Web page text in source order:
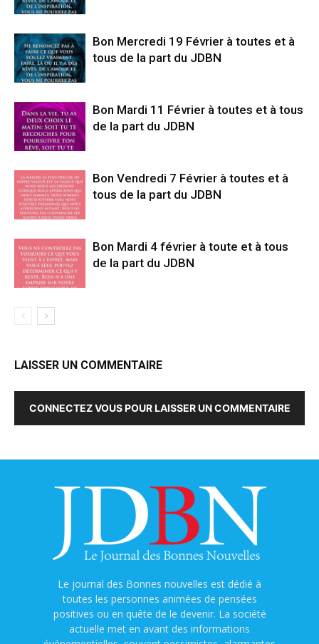
Bon Mercredi 19 Février à toutes et à
tous de la part du JDBN
Bon Mardi 11 Février à toutes et à tous
de la part du JDBN
Bon Vendredi 7 Février à toutes et à
tous de la part du JDBN
Bon Mardi 4 février à toute et à tous
de la part du JDBN
LAISSER UN COMMENTAIRE
CONNECTEZ VOUS POUR LAISSER UN COMMENTAIRE
Le journal des Bonnes nouvelles est dédié à
toutes les personnes animées de pensées
positives ou en quête de le devenir. La société
actuelle met en avant des informations